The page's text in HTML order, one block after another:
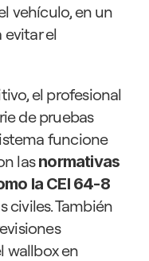
vehículo, en un
el
el profesional
de pruebas
funcione
las normativas
la CEI 64-8
civiles. También
wallbox en